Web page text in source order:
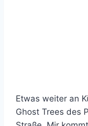
Etwas weiter an
Ghost Trees des